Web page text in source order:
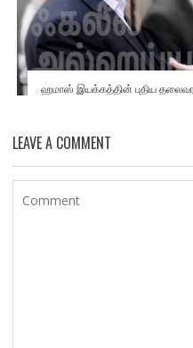
ஹமாஸ் இயக்கத்தின் புதிய
LEAVE A COMMENT